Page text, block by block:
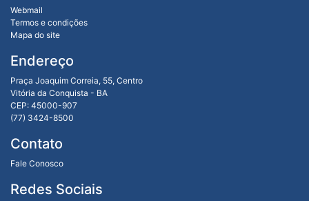
Webmail
Termos e condições
Mapa do site
Endereço
Praça Joaquim Correia, 55, Centro
Vitória da Conquista - BA
CEP: 45000-907
(77) 3424-8500
Contato
Fale Conosco
Redes Sociais